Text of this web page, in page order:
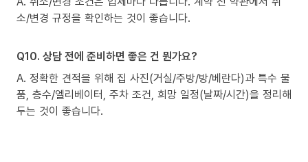
소/변경 규정을 확인하는 것이 좋습니다.
Q10. 상담 전에 준비하면 좋은 건 뭔가요?
A. 정확한 견적을 위해 집 사진(거실/주방/방/베란다)과 특수 물
품, 층수/엘리베이터, 주차 조건, 희망 일정(날짜/시간)을 정리해
두는 것이 좋습니다.